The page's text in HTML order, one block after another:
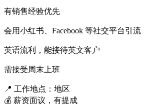
有销售经验优先
会用小红书、Facebook 等社交平台引流
英语流利，能接待英文客户
需接受周末上班
📍 工作地点：地区
💰 薪资面议，有提成